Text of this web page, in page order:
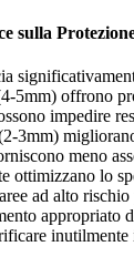
sulla
5mm) offrono
impedire
3mm)
meno
ottimizzano lo
ad alto
appropriato